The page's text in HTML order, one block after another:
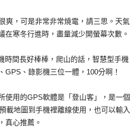
爽，可是非常非常燒電，請三思。天氣
在寒冬行進時，盡量減少開螢幕次數。
時間長好棒棒，爬山的話，智慧型手機
GPS、錄影機三位一體，100分啊！
使用的GPS軟體是「登山客」，是一個
載地圖到手機裡離線使用，也可以輸入
真心推薦。